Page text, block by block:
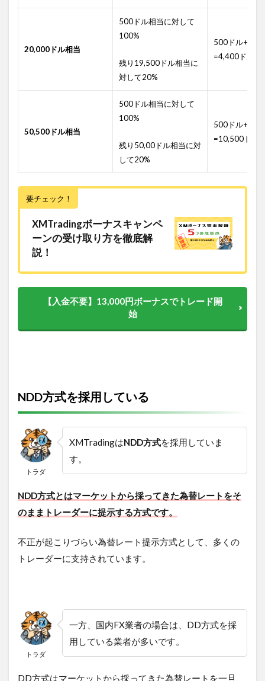
20,000ドル相当
500ドル相当に対して
100%
残り19,500ドル相当に
対して20%
500ドル
=4,400ドル
50,500ドル相当
500ドル相当に対して
100%
残り50,00ドル相当に対
して20%
500ドル
=10,500ドル
要チェック！
XMTradingボーナスキャンペ
ーンの受け取り方を徹底解
説！
【入金不要】13,000円ボーナスでトレード開
始
NDD方式を採用している
トラダ
XMTradingはNDD方式を採用していま
す。
NDD方式とはマーケットから採ってきた為替レートをそ
のままトレーダーに提示する方式です。
不正が起こりづらい為替レート提示方式として、多くの
トレーダーに支持されています。
トラダ
一方、国内FX業者の場合は、DD方式を採
用している業者が多いです。
DD方式はマーケットから採ってきた為替レートを一旦、